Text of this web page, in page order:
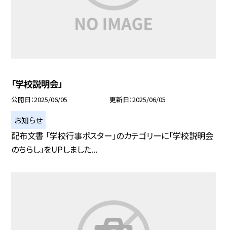
「学校説明会」
公開日 2025/06/05 更新日 2025/06/05
お知らせ
配布文書 「学校行事ポスター」のカテゴリーに「学校説明会
のちらし」をUPしました...